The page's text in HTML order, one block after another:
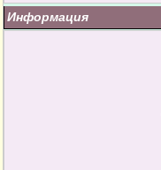
Информация